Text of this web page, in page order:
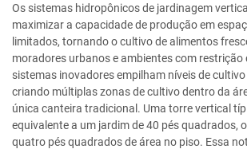
Os sistemas hidropônicos de jardinagem
maximizar a capacidade de produção em
limitados, tornando o cultivo de alimentos
moradores urbanos e ambientes com restrição
sistemas inovadores empilham níveis de
criando múltiplas zonas de cultivo dentro da
única canteira tradicional. Uma torre vertical
equivalente a um jardim de 40 pés quadrados,
quatro pés quadrados de área no piso. Essa